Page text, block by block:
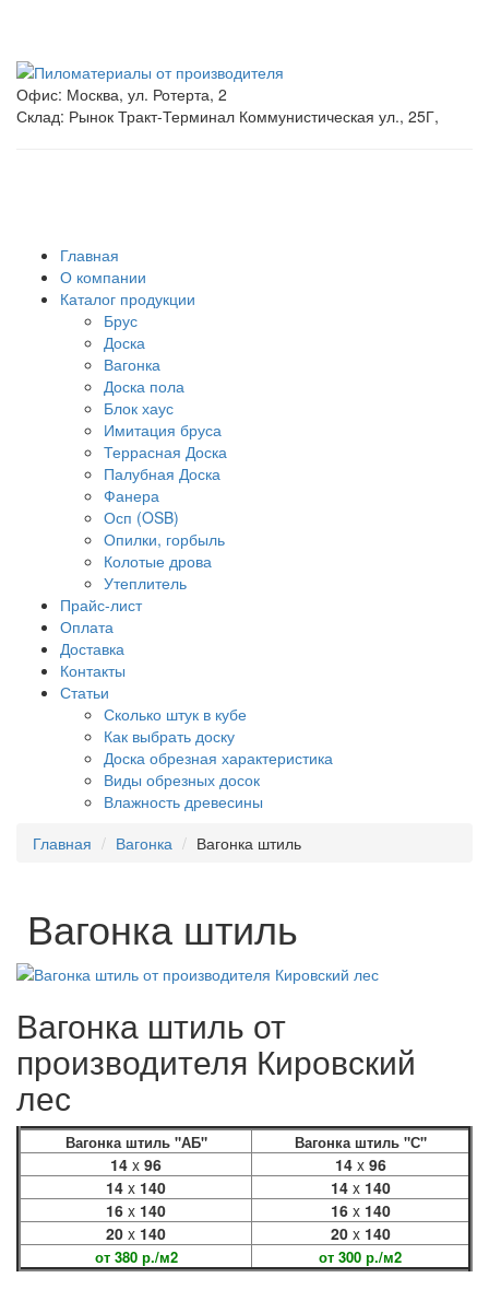
Офис: Москва, ул. Ротерта, 2
Склад: Рынок Тракт-Терминал Коммунистическая ул., 25Г,
Главная
О компании
Каталог продукции
Брус
Доска
Вагонка
Доска пола
Блок хаус
Имитация бруса
Террасная Доска
Палубная Доска
Фанера
Осп (OSB)
Опилки, горбыль
Колотые дрова
Утеплитель
Прайс-лист
Оплата
Доставка
Контакты
Статьи
Сколько штук в кубе
Как выбрать доску
Доска обрезная характеристика
Виды обрезных досок
Влажность древесины
Главная
Вагонка Вагонка штиль
Вагонка штиль
Вагонка штиль от
производителя Кировский
лес
Вагонка штиль "АБ" Вагонка штиль "С"
14 x 96 14x 96
14 x 140 14x 140
16 x 140 16x 140
20 x 140 20x 140
от 380 р./м2 от 300 р./м2